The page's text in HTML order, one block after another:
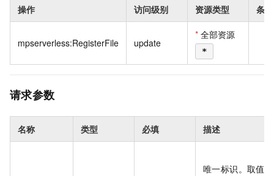
操作 访问级别 资源类型 条
mpserverless:RegisterFile update
* 全部资源
*
请求参数
名称 类型 必填 描述
唯一标识。取值为